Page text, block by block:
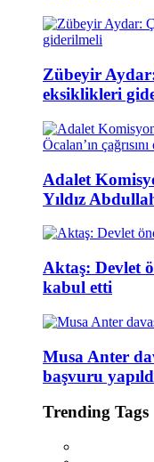
Zübeyir
eksiklikleri
Adalet
Yıldız
Aktaş: Devlet
kabul etti
Musa Anter
başvuru
Trending Tags